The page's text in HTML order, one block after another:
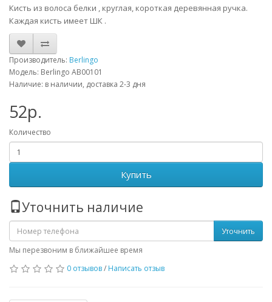
Кисть из волоса белки , круглая, короткая деревянная ручка.
Каждая кисть имеет ШК .
Производитель: Berlingo
Модель: Berlingo AB00101
Наличие: в наличии, доставка 2-3 дня
52р.
Количество
Купить
Уточнить наличие
Уточнить
Мы перезвоним в ближайшее время
0 отзывов/ Написать отзыв